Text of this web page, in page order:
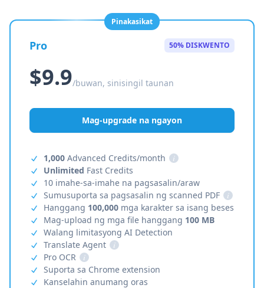
Pinakasikat
Pro 50% DISKWENTO
$9.9/buwan, sinisingil taunan
Mag-upgrade na ngayon
1,000 Advanced Credits/month
i
Unlimited Fast Credits
10 imahe-sa-imahe na pagsasalin/araw
Sumusuporta sa pagsasalin ng scanned PDF
i
Hanggang 100,000 mga karakter sa isang beses
Mag-upload ng mga file hanggang 100 MB
Walang limitasyong AI Detection
Translate Agent
i
Pro OCR
i
Suporta sa Chrome extension
Kanselahin anumang oras